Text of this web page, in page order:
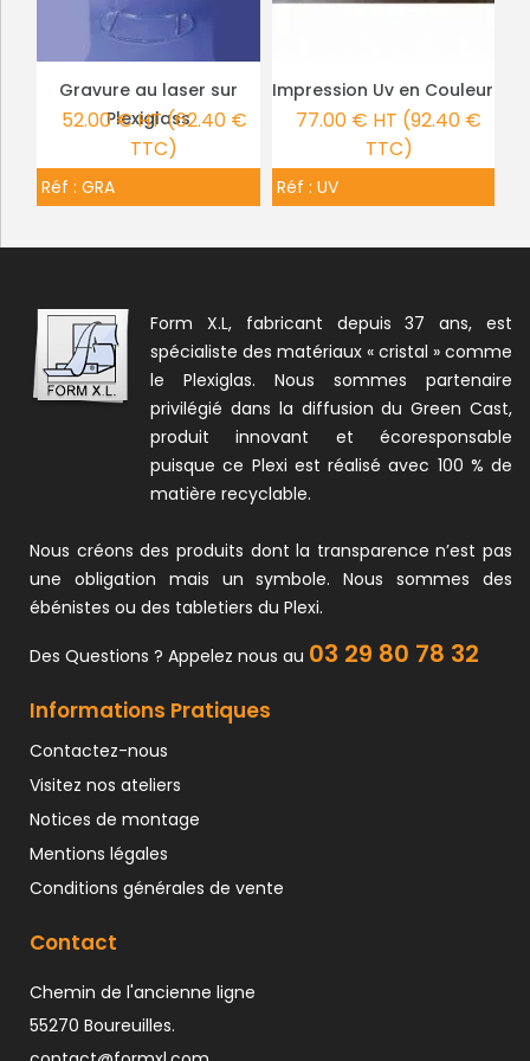
PLUS DE DÉTAILS
Gravure au laser sur
Plexiglass
52.00 € HT (62.40 €
TTC)
Réf : GRA
PLUS DE DÉTAILS
Impression Uv en Couleur
77.00 € HT (92.40 €
TTC)
Réf : UV
Form X.L, fabricant depuis 37 ans, est
spécialiste des matériaux « cristal » comme
le Plexiglas. Nous sommes partenaire
privilégié dans la diffusion du Green Cast,
produit innovant et écoresponsable
puisque ce Plexi est réalisé avec 100 % de
matière recyclable.
Nous créons des produits dont la transparence n’est pas
une obligation mais un symbole. Nous sommes des
ébénistes ou des tabletiers du Plexi.
Des Questions ? Appelez nous au 03 29 80 78 32
Informations Pratiques
Contactez-nous
Visitez nos ateliers
Notices de montage
Mentions légales
Conditions générales de vente
Contact
Chemin de l'ancienne ligne
55270 Boureuilles.